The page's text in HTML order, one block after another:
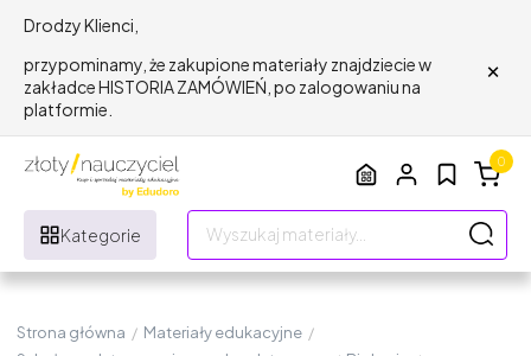
Drodzy Klienci,
przypominamy, że zakupione materiały znajdziecie w
zakładce HISTORIA ZAMÓWIEŃ, po zalogowaniu na
platformie.
×
Kategorie
0
Strona główna / Materiały edukacyjne /